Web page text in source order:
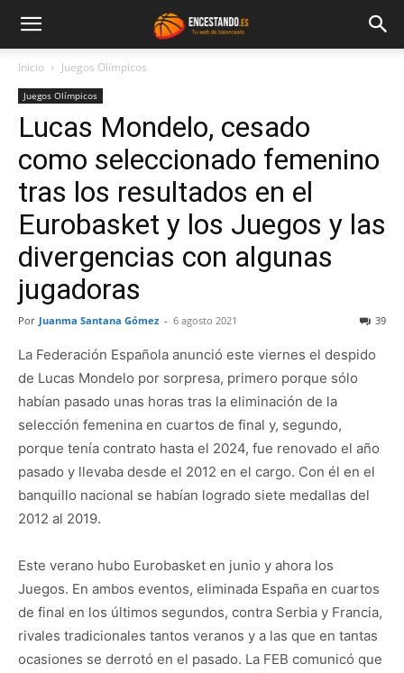
Inicio Juegos Olímpicos
Juegos Olímpicos
Lucas Mondelo, cesado
como seleccionado femenino
tras los resultados en el
Eurobasket y los Juegos y las
divergencias con algunas
jugadoras
Por Juanma Santana Gómez - 6 agosto 2021 39
La Federación Española anunció este viernes el despido
de Lucas Mondelo por sorpresa, primero porque sólo
habían pasado unas horas tras la eliminación de la
selección femenina en cuartos de final y, segundo,
porque tenía contrato hasta el 2024, fue renovado el año
pasado y llevaba desde el 2012 en el cargo. Con él en el
banquillo nacional se habían logrado siete medallas del
2012 al 2019.
Este verano hubo Eurobasket en junio y ahora los
Juegos. En ambos eventos, eliminada España en cuartos
de final en los últimos segundos, contra Serbia y Francia,
rivales tradicionales tantos veranos y a las que en tantas
ocasiones se derrotó en el pasado. La FEB comunicó que